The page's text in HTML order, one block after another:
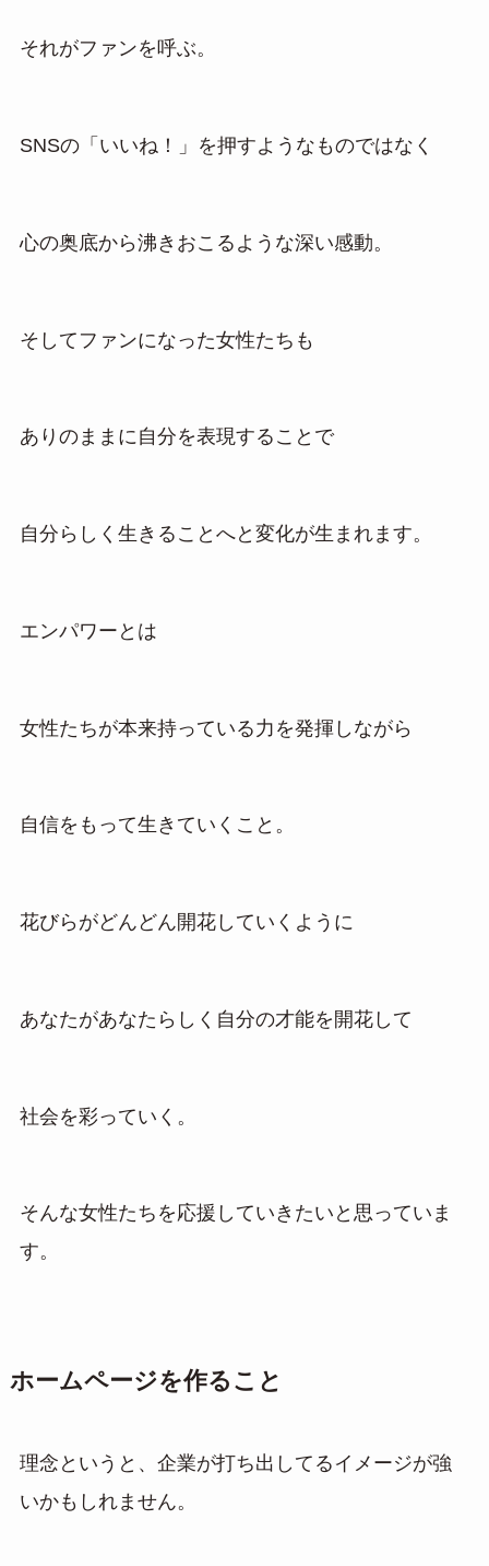
それがファンを呼ぶ。
SNSの「いいね！」を押すようなものではなく
心の奥底から沸きおこるような深い感動。
そしてファンになった女性たちも
ありのままに自分を表現することで
自分らしく生きることへと変化が生まれます。
エンパワーとは
女性たちが本来持っている力を発揮しながら
自信をもって生きていくこと。
花びらがどんどん開花していくように
あなたがあなたらしく自分の才能を開花して
社会を彩っていく。
そんな女性たちを応援していきたいと思っていま
す。
ホームページを作ること
理念というと、企業が打ち出してるイメージが強
いかもしれません。